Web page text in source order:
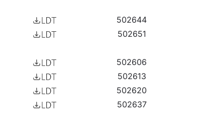
502644
502651
502606
502613
502620
502637